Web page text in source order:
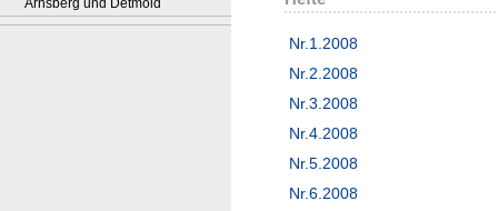
Arnsberg und Detmold
Nr.1.2008
Nr.2.2008
Nr.3.2008
Nr.4.2008
Nr.5.2008
Nr.6.2008